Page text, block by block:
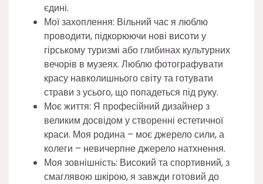
єдині.
Мої захоплення: Вільний час я люблю
проводити, підкорюючи нові висоти у
гірському туризмі або глибинах культурних
вечорів в музеях. Люблю фотографувати
красу навколишнього світу та готувати
страви з усього, що попадеться під руку.
Моє життя: Я професійний дизайнер з
великим досвідом у створенні естетичної
краси. Моя родина – моє джерело сили, а
колеги – невичерпне джерело натхнення.
Моя зовнішність: Високий та спортивний, з
смаглявою шкірою, я завжди готовий до